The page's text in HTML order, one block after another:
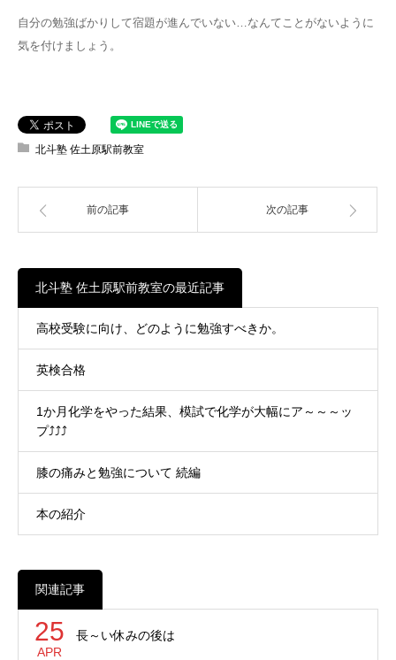
自分の勉強ばかりして宿題が進んでいない…なんてことがないように
気を付けましょう。
北斗塾 佐土原駅前教室
前の記事 次の記事
北斗塾 佐土原駅前教室の最近記事
高校受験に向け、どのように勉強すべきか。
英検合格
1か月化学をやった結果、模試で化学が大幅にア～～～ッ
プ⤴⤴⤴
膝の痛みと勉強について 続編
本の紹介
関連記事
25
APR
長～い休みの後は